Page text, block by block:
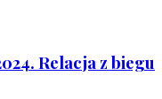
Relacja z biegu